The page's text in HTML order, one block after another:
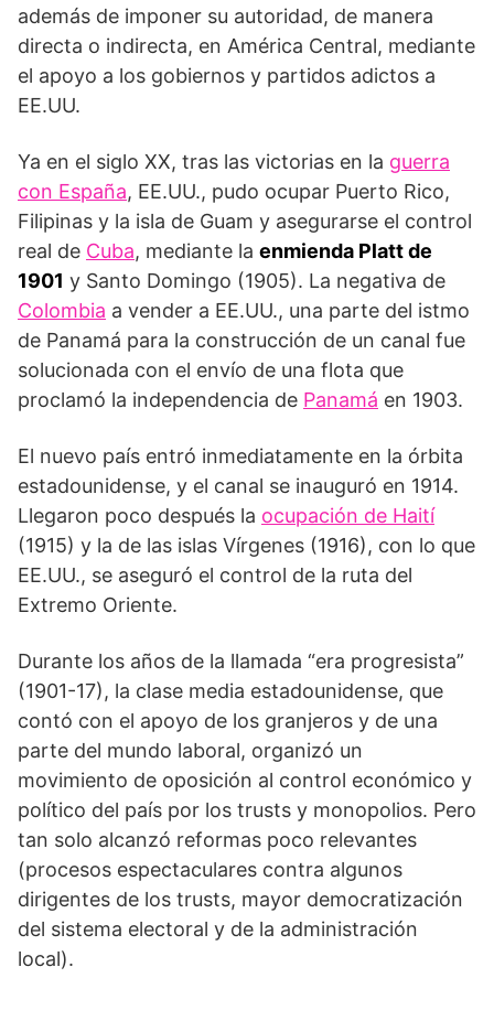
además de imponer su autoridad, de manera
directa o indirecta, en América Central, mediante
el apoyo a los gobiernos y partidos adictos a
EE.UU.
Ya en el siglo XX, tras las victorias en la guerra
con España, EE.UU., pudo ocupar Puerto Rico,
Filipinas y la isla de Guam y asegurarse el control
real de Cuba, mediante la enmienda Platt de
1901 y Santo Domingo (1905). La negativa de
Colombia a vender a EE.UU., una parte del istmo
de Panamá para la construcción de un canal fue
solucionada con el envío de una flota que
proclamó la independencia de Panamá en 1903.
El nuevo país entró inmediatamente en la órbita
estadounidense, y el canal se inauguró en 1914.
Llegaron poco después la ocupación de Haití
(1915) y la de las islas Vírgenes (1916), con lo que
EE.UU., se aseguró el control de la ruta del
Extremo Oriente.
Durante los años de la llamada “era progresista”
(1901-17), la clase media estadounidense, que
contó con el apoyo de los granjeros y de una
parte del mundo laboral, organizó un
movimiento de oposición al control económico y
político del país por los trusts y monopolios. Pero
tan solo alcanzó reformas poco relevantes
(procesos espectaculares contra algunos
dirigentes de los trusts, mayor democratización
del sistema electoral y de la administración
local).